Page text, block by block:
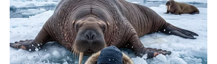
Škorpije će biti veoma privlačne suprotnom polu.
Moguće je neočekivano priznanje emocija od osobe koja
je dugo ćutala.